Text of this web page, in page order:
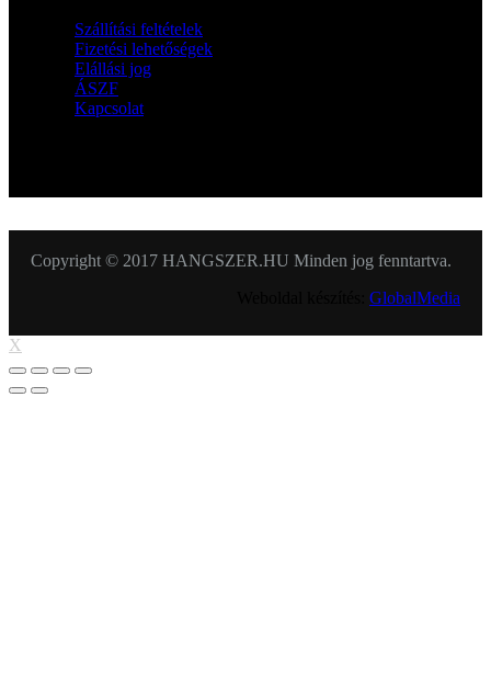
Szállítási feltételek
Fizetési lehetőségek
Elállási jog
ÁSZF
Kapcsolat
Copyright © 2017 HANGSZER.HU Minden jog fenntartva.
GlobalMedia
X